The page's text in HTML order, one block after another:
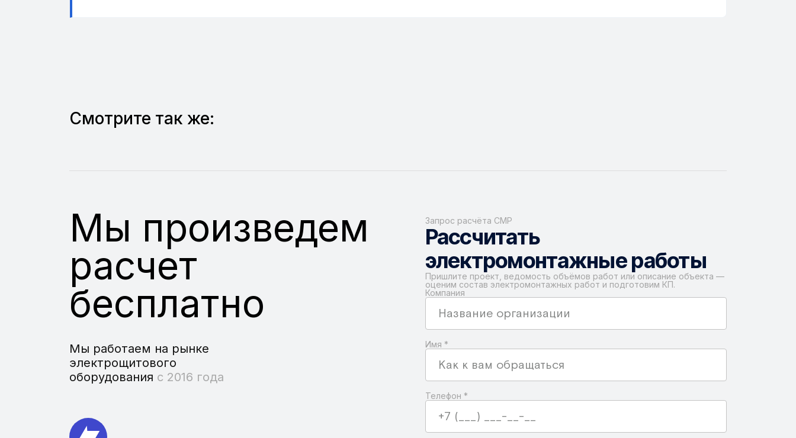
Смотрите так же:
Мы произведем
расчет
бесплатно
Мы работаем на рынке
электрощитового
оборудования с 2016 года
Запрос расчёта СМР
Рассчитать
электромонтажные работы
Пришлите проект, ведомость объёмов работ или описание объекта —
оценим состав электромонтажных работ и подготовим КП.
Компания
Имя *
Телефон *